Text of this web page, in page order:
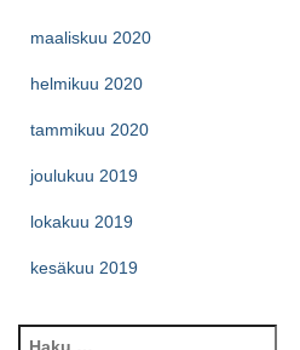
maaliskuu 2020
helmikuu 2020
tammikuu 2020
joulukuu 2019
lokakuu 2019
kesäkuu 2019